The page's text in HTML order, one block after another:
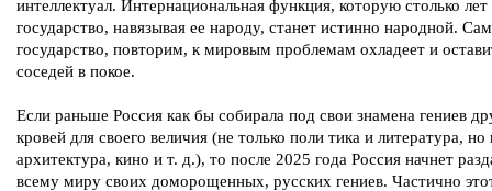
интеллектуал. Интернациональная функция, которую столько лет
государство, навязывая ее народу, станет истинно народной.
государство, повторим, к мировым проблемам охладеет и
соседей в покое.
Если раньше Россия как бы собирала под свои знамена гениев
кровей для своего величия (не только поли тика и литература, но
архитектура, кино и т. д.), то после 2025 года Россия начнет
всему миру своих доморощенных, русских гениев. Частично